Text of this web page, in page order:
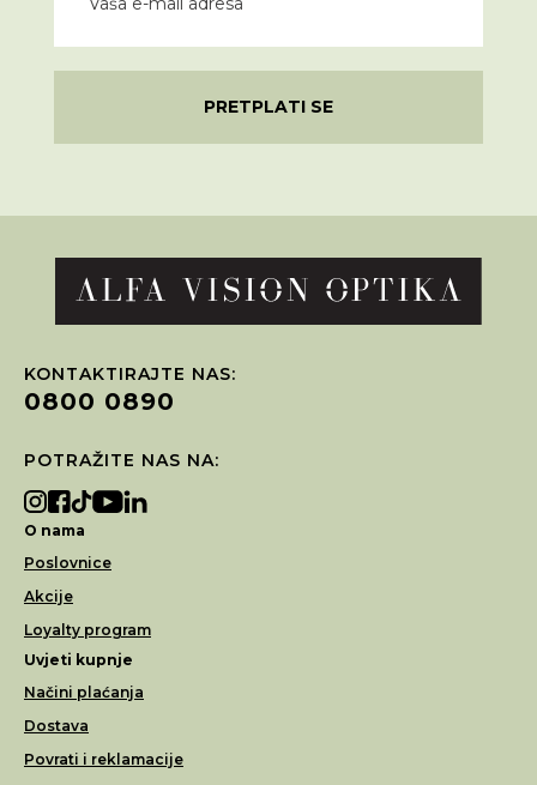
PRETPLATI SE
KONTAKTIRAJTE NAS:
0800 0890
POTRAŽITE NAS NA:
O nama
Poslovnice
Akcije
Loyalty program
Uvjeti kupnje
Načini plaćanja
Dostava
Povrati i reklamacije